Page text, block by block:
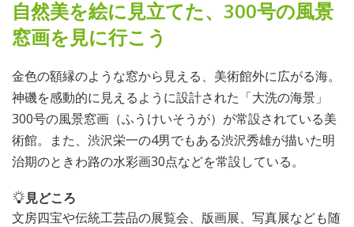
自然美を絵に見立てた、300号の風景
窓画を見に行こう
金色の額縁のような窓から見える、美術館外に広がる海。
神磯を感動的に見えるように設計された「大洗の海景」
300号の風景窓画（ふうけいそうが）が常設されている美
術館。また、渋沢栄一の4男でもある渋沢秀雄が描いた明
治期のときわ路の水彩画30点などを常設している。
見どころ
文房四宝や伝統工芸品の展覧会、版画展、写真展なども随